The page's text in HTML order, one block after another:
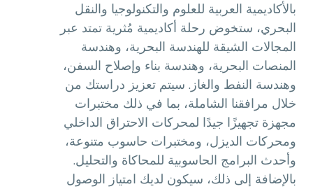
بالأكاديمية العربية للعلوم والتكنولوجيا والنقل
البحري، ستخوض رحلة أكاديمية مُثرية تمتد عبر
المجالات الشيقة للهندسة البحرية، وهندسة
المنصات البحرية، وهندسة بناء وإصلاح السفن،
وهندسة النفط والغاز. سيتم تعزيز دراستك من
خلال مرافقنا الشاملة، بما في ذلك مختبرات
مجهزة تجهيزًا جيدًا لمحركات الاحتراق الداخلي
ومحركات الديزل، ومختبرات حاسوب متنوعة،
وأحدث البرامج الحاسوبية للمحاكاة والتحليل.
بالإضافة إلى ذلك، سيكون لديك امتياز الوصول